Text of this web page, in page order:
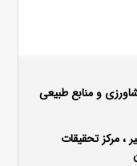
و منابع طبیعی
، مرکز تحقیقات